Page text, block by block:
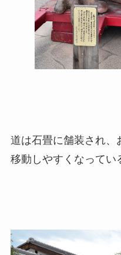
道は石畳に舗装され、
移動しやすくなってい